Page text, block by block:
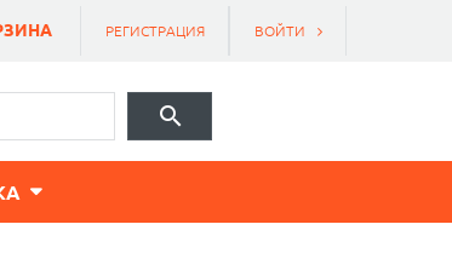
ВОЙТИ
РЕГИСТРАЦИЯ